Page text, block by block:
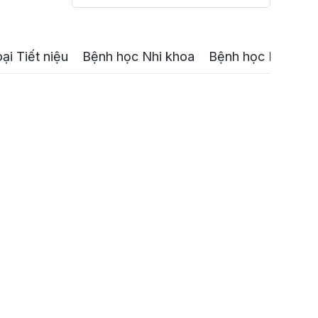
Tiết niệu Bệnh học Nhi khoa Bệnh học Nội tiết